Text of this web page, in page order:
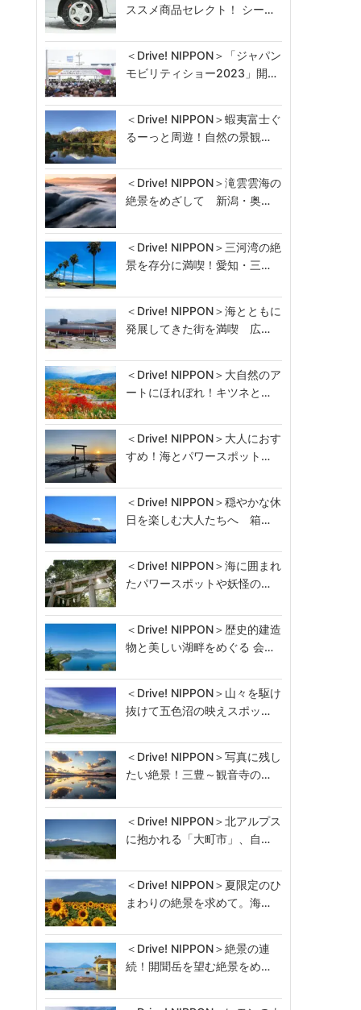
ススメ商品セレクト！ シー…
＜Drive! NIPPON＞「ジャパン
モビリティショー2023」開…
＜Drive! NIPPON＞蝦夷富士ぐ
るーっと周遊！自然の景観…
＜Drive! NIPPON＞滝雲雲海の
絶景をめざして 新潟・奥…
＜Drive! NIPPON＞三河湾の絶
景を存分に満喫！愛知・三…
＜Drive! NIPPON＞海とともに
発展してきた街を満喫 広…
＜Drive! NIPPON＞大自然のア
ートにほれぼれ！キツネと…
＜Drive! NIPPON＞大人におす
すめ！海とパワースポット…
＜Drive! NIPPON＞穏やかな休
日を楽しむ大人たちへ 箱…
＜Drive! NIPPON＞海に囲まれ
たパワースポットや妖怪の…
＜Drive! NIPPON＞歴史的建造
物と美しい湖畔をめぐる 会…
＜Drive! NIPPON＞山々を駆け
抜けて五色沼の映えスポッ…
＜Drive! NIPPON＞写真に残し
たい絶景！三豊～観音寺の…
＜Drive! NIPPON＞北アルプス
に抱かれる「大町市」、自…
＜Drive! NIPPON＞夏限定のひ
まわりの絶景を求めて。海…
＜Drive! NIPPON＞絶景の連
続！開聞岳を望む絶景をめ…